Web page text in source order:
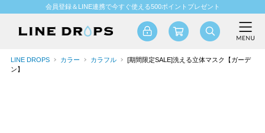
会員登録＆LINE連携で今すぐ使える500ポイントプレゼント
LINE DROPS カラー カラフル
[期間限定SALE]洗える立体マスク【ガーデ
ン】